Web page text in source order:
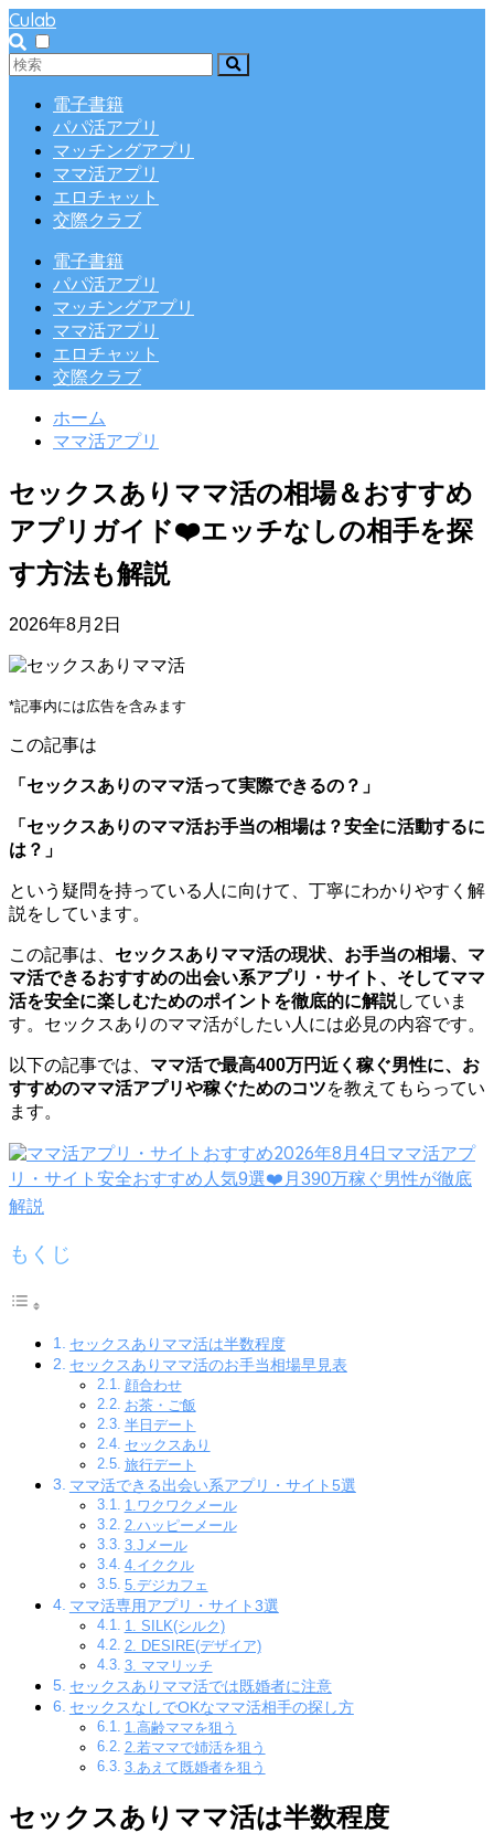
Culab
電子書籍
パパ活アプリ
マッチングアプリ
ママ活アプリ
エロチャット
交際クラブ
電子書籍
パパ活アプリ
マッチングアプリ
ママ活アプリ
エロチャット
交際クラブ
ホーム
ママ活アプリ
セックスありママ活の相場＆おすすめ
アプリガイド❤️エッチなしの相手を探
す方法も解説
2026年8月2日
*記事内には広告を含みます
この記事は
「セックスありのママ活って実際できるの？」
「セックスありのママ活お手当の相場は？安全に活動するに
は？」
という疑問を持っている人に向けて、丁寧にわかりやすく解
説をしています。
この記事は、 セックスありママ活の現状、お手当の相場、マ
マ活できるおすすめの出会い系アプリ・サイト、そしてママ
活を安全に楽しむためのポイントを徹底的に解説していま
す。セックスありのママ活がしたい人には必見の内容です。
以下の記事では、 ママ活で最高400万円近く稼ぐ男性に、お
すすめのママ活アプリや稼ぐためのコツを教えてもらってい
ます。
2026年8月4日ママ活アプ
リ・サイト安全おすすめ人気9選❤️月390万稼ぐ男性が徹底
解説
もくじ
セックスありママ活は半数程度
セックスありママ活のお手当相場早見表
顔合わせ
お茶・ご飯
半日デート
セックスあり
旅行デート
ママ活できる出会い系アプリ・サイト5選
1.ワクワクメール
2.ハッピーメール
3.Jメール
4.イククル
5.デジカフェ
ママ活専用アプリ・サイト3選
1. SILK(シルク)
2. DESIRE(デザイア)
3. ママリッチ
セックスありママ活では既婚者に注意
セックスなしでOKなママ活相手の探し方
1.高齢ママを狙う
2.若ママで姉活を狙う
3.あえて既婚者を狙う
セックスありママ活は半数程度